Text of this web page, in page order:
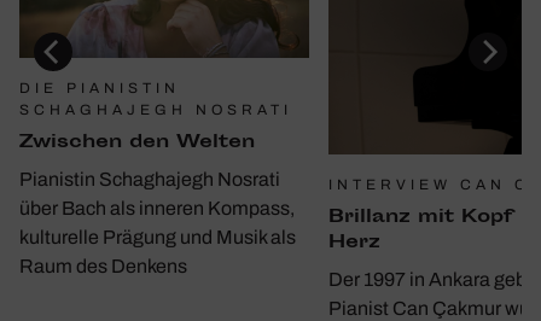
DIE PIANISTIN
SCHAGHAJEGH NOSRATI
Zwischen den Welten
Pianistin Schaghajegh Nosrati
über Bach als inneren Kompass,
kulturelle Prägung und Musik als
Raum des Denkens
INTERVIEW CAN
Bril­lanz mit Kopf
Herz
Der 1997 in Ankara
Pianist Can Çakmur